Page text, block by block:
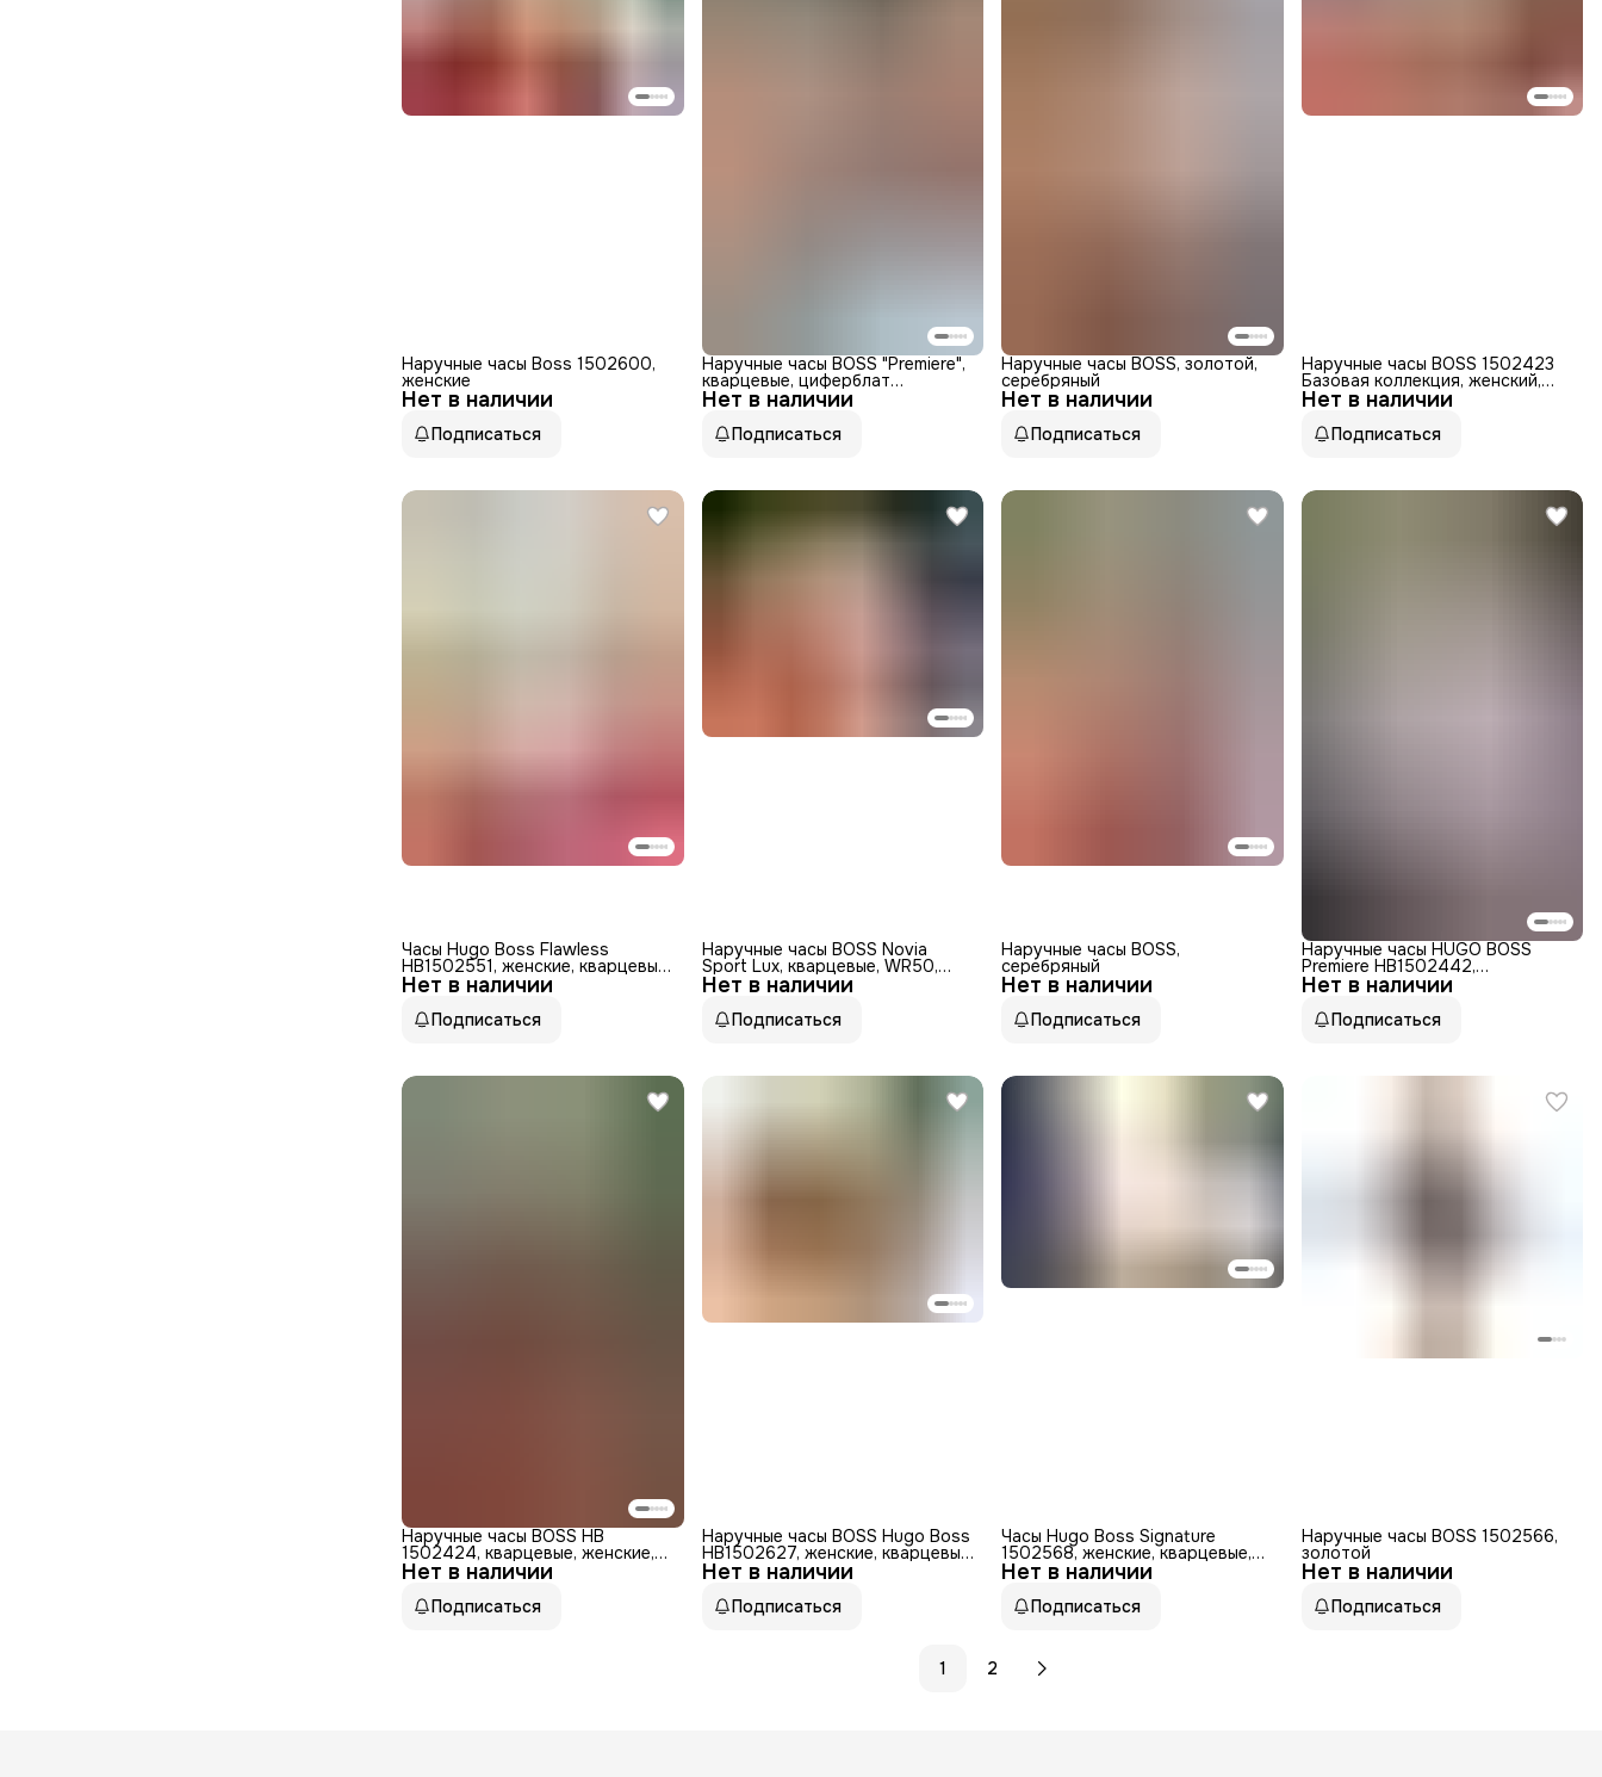
Нет в наличии
Наручные часы Boss 1502600,
женские
Подписаться
Нет в наличии
Наручные часы BOSS "Premiere",
кварцевые, циферблат
аналоговый, женские
Подписаться
Нет в наличии
Наручные часы BOSS, золотой,
серебряный
Подписаться
Нет в наличии
Наручные часы BOSS 1502423
Базовая коллекция, женский,
нержавеющая сталь, циферблат
аналоговый, стрелки
Подписаться
Нет в наличии
Часы Hugo Boss Flawless
HB1502551, женские, кварцевые,
IP покрытие, нержавеющая
сталь
Подписаться
Нет в наличии
Наручные часы BOSS Novia
Sport Lux, кварцевые, WR50,
серебристый, нержавеющая
сталь
Подписаться
Нет в наличии
Наручные часы BOSS,
серебряный
Подписаться
Нет в наличии
Наручные часы HUGO BOSS
Premiere HB1502442,
серебряный
Подписаться
Нет в наличии
Наручные часы BOSS HB
1502424, кварцевые, женские,
WR30, нержавеющая сталь
Подписаться
Нет в наличии
Наручные часы BOSS Hugo Boss
HB1502627, женские, кварцевые,
нержавеющая сталь, WR30,
чёрные
Подписаться
Нет в наличии
Часы Hugo Boss Signature
1502568, женские, кварцевые,
нержавеющая сталь,
серебристый, золотой
Подписаться
Нет в наличии
Наручные часы BOSS 1502566,
золотой
Подписаться
1 2